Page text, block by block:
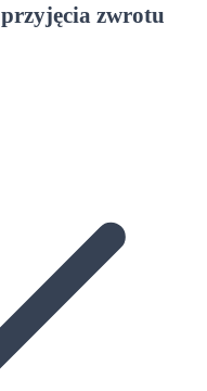
zwrotu